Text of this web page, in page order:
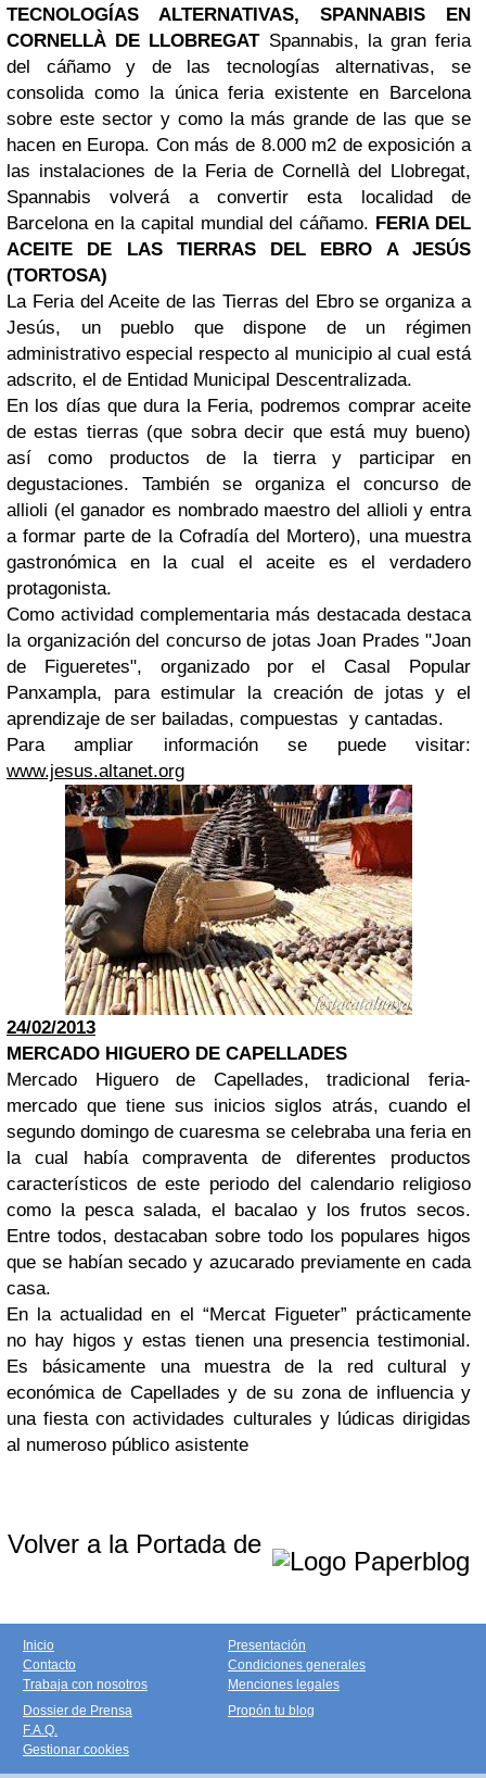
TECNOLOGÍAS ALTERNATIVAS, SPANNABIS EN
CORNELLÀ DE LLOBREGAT Spannabis, la gran feria
del cáñamo y de las tecnologías alternativas, se
consolida como la única feria existente en Barcelona
sobre este sector y como la más grande de las que se
hacen en Europa. Con más de 8.000 m2 de exposición a
las instalaciones de la Feria de Cornellà del Llobregat,
Spannabis volverá a convertir esta localidad de
Barcelona en la capital mundial del cáñamo. FERIA DEL
ACEITE DE LAS TIERRAS DEL EBRO A JESÚS
(TORTOSA)
La Feria del Aceite de las Tierras del Ebro se organiza a
Jesús, un pueblo que dispone de un régimen
administrativo especial respecto al municipio al cual está
adscrito, el de Entidad Municipal Descentralizada.
En los días que dura la Feria, podremos comprar aceite
de estas tierras (que sobra decir que está muy bueno)
así como productos de la tierra y participar en
degustaciones. También se organiza el concurso de
allioli (el ganador es nombrado maestro del allioli y entra
a formar parte de la Cofradía del Mortero), una muestra
gastronómica en la cual el aceite es el verdadero
protagonista.
Como actividad complementaria más destacada destaca
la organización del concurso de jotas Joan Prades "Joan
de Figueretes", organizado por el Casal Popular
Panxampla, para estimular la creación de jotas y el
aprendizaje de ser bailadas, compuestas y cantadas.
Para ampliar información se puede visitar:
www.jesus.altanet.org
24/02/2013
MERCADO HIGUERO DE CAPELLADES
Mercado Higuero de Capellades, tradicional feria-
mercado que tiene sus inicios siglos atrás, cuando el
segundo domingo de cuaresma se celebraba una feria en
la cual había compraventa de diferentes productos
característicos de este periodo del calendario religioso
como la pesca salada, el bacalao y los frutos secos.
Entre todos, destacaban sobre todo los populares higos
que se habían secado y azucarado previamente en cada
casa.
En la actualidad en el “Mercat Figueter” prácticamente
no hay higos y estas tienen una presencia testimonial.
Es básicamente una muestra de la red cultural y
económica de Capellades y de su zona de influencia y
una fiesta con actividades culturales y lúdicas dirigidas
al numeroso público asistente
Volver a la Portada de
Inicio
Contacto
Trabaja con nosotros
Presentación
Condiciones generales
Menciones legales
Dossier de Prensa
F.A.Q.
Gestionar cookies
Propón tu blog